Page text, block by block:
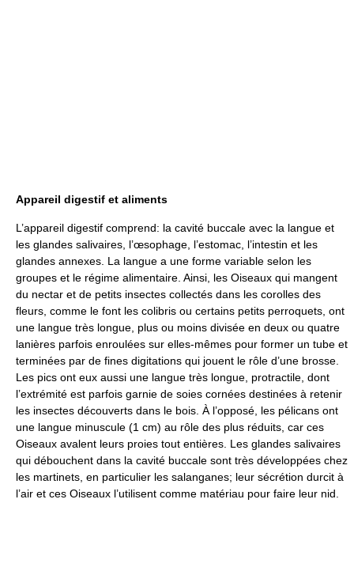
Appareil digestif et aliments
L’appareil digestif comprend: la cavité buccale avec la langue et
les glandes salivaires, l’œsophage, l’estomac, l’intestin et les
glandes annexes. La langue a une forme variable selon les
groupes et le régime alimentaire. Ainsi, les Oiseaux qui mangent
du nectar et de petits insectes collectés dans les corolles des
fleurs, comme le font les colibris ou certains petits perroquets, ont
une langue très longue, plus ou moins divisée en deux ou quatre
lanières parfois enroulées sur elles-mêmes pour former un tube et
terminées par de fines digitations qui jouent le rôle d’une brosse.
Les pics ont eux aussi une langue très longue, protractile, dont
l’extrémité est parfois garnie de soies cornées destinées à retenir
les insectes découverts dans le bois. À l’opposé, les pélicans ont
une langue minuscule (1 cm) au rôle des plus réduits, car ces
Oiseaux avalent leurs proies tout entières. Les glandes salivaires
qui débouchent dans la cavité buccale sont très développées chez
les martinets, en particulier les salanganes; leur sécrétion durcit à
l’air et ces Oiseaux l’utilisent comme matériau pour faire leur nid.